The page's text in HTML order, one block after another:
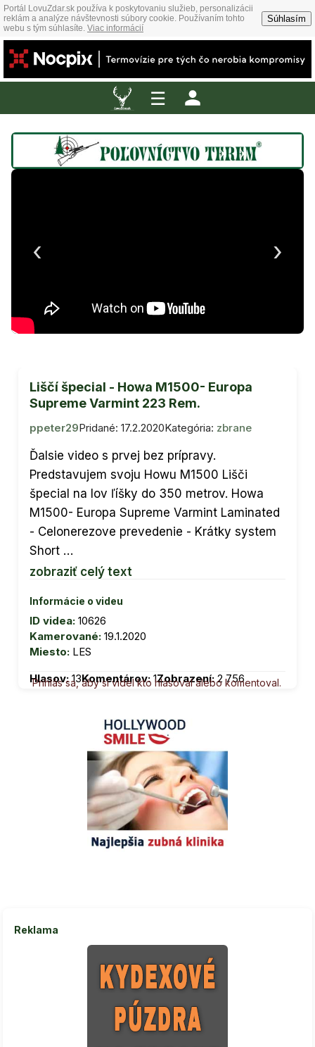
Portál LovuZdar.sk používa k poskytovaniu služieb, personalizácii
reklám a analýze návštevnosti súbory cookie. Používaním tohto
webu s tým súhlasíte. Viac informácií
Súhlasím
☰
‹ ›
Liščí špecial - Howa M1500- Europa
Supreme Varmint 223 Rem.
ppeter29Pridané: 17.2.2020Kategória: zbrane
Ďalsie video s prvej bez prípravy.
Predstavujem svoju Howu M1500 Lišči
špecial na lov ľíšky do 350 metrov. Howa
M1500- Europa Supreme Varmint Laminated
- Celonerezove prevedenie - Krátky system
Short …
zobraziť celý text
Informácie o videu
ID videa: 10626
Kamerované: 19.1.2020
Miesto: LES
Hlasov: 13Komentárov: 1Zobrazení: 2 756
Prihlás sa, aby si videl kto hlasoval alebo komentoval.
Reklama